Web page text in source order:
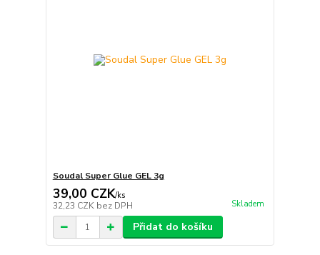
Soudal Super Glue GEL 3g
39,00 CZK/ks
32,23 CZK bez DPH Skladem
Přidat do košíku